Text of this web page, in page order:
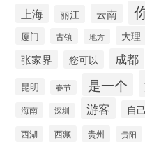
上海 丽江 云南
厦门
古镇 地方 大理
张家界 您可以 成都
昆明 春节 是一个
海南 深圳 游客 自
西湖 西藏 贵州 贵阳